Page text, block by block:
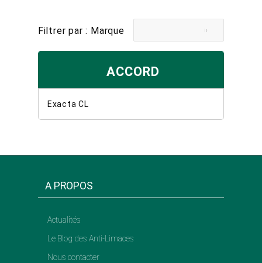
Filtrer par : Marque
ACCORD
Exacta CL
A PROPOS
Actualités
Le Blog des Anti-Limaces
Nous contacter